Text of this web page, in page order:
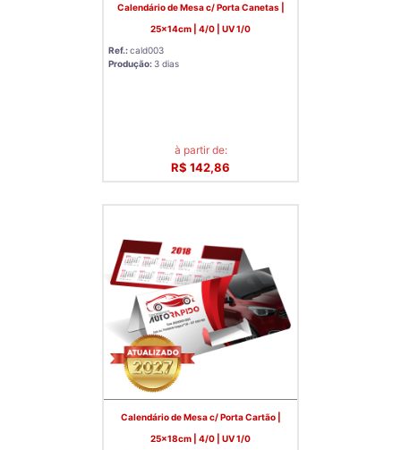
Calendário de Mesa c/ Porta Canetas |
25x14cm | 4/0 | UV 1/0
Ref.:cald003
Produção: 3 dias
à partir de:
R$ 142,86
Calendário de Mesa c/ Porta Cartão |
25x18cm | 4/0 | UV 1/0